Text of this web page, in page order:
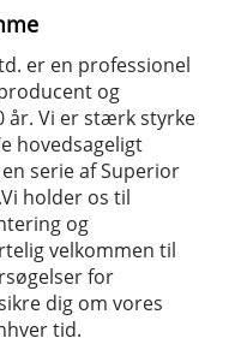
er en professionel
og
år. Vi er stærk styrke
hovedsageligt
serie af Superior
holder os til
og
velkommen til
for
dig om vores
tid.